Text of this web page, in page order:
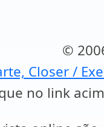
©
Closer /
no link